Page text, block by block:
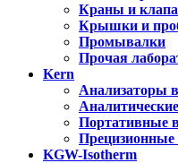
Краны и
Крышки и
Промывалки
Прочая
Kern
Анализаторы
Портативные
Прецизионные
KGW-Isotherm